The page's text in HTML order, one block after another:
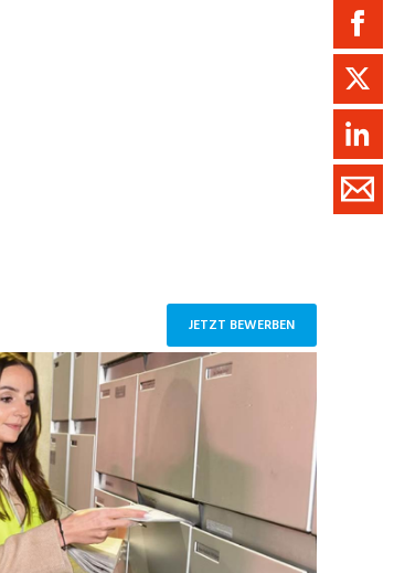
JETZT BEWERBEN